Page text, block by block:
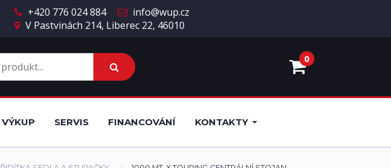
+420 776 024 884
info@wup.cz
V Pastvinách 214, Liberec 22, 46010
0
VÝKUP SERVIS FINANCOVÁNÍ KONTAKTY